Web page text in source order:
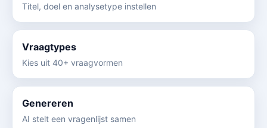
Titel, doel en analysetype instellen
Vraagtypes
Kies uit 40+ vraagvormen
Genereren
AI stelt een vragenlijst samen